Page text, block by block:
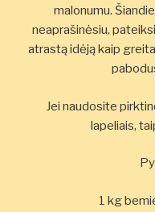
malonumu.
neaprašinėsiu,
atrastą idėją kaip
Jei naudosite
lapeliais,
1 kg